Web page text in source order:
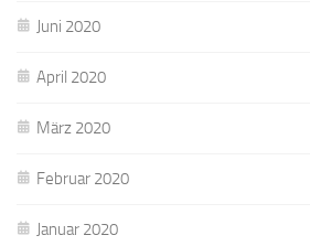
Juni 2020
April 2020
März 2020
Februar 2020
Januar 2020